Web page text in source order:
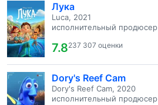
Лука
Luca, 2021
исполнительный продюсер
7.8237 307 оценки
Dory's Reef Cam
Dory's Reef Cam, 2020
исполнительный продюсер